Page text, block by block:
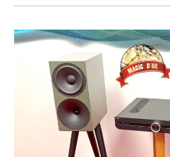
Le
MEZE